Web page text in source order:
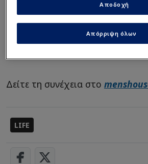
Δείτε τη συνέχεια στο
LIFE
Απόρριψη όλων
Αποδοχή